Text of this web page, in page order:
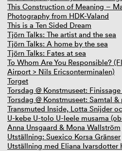
This Construction of Meaning –
Photography from HDK-Valand
This is a Ten Sided Dream
Tjörn Talks: The artist and the sea
Tjörn Talks: A home by the sea
Tjörn Talks: Fates at sea
To Whom Are You Responsible?
Airport > Nils Ericsonterminalen)
Torget
Torsdag @ Konstmuseet:
Torsdag @ Konstmuseet: Samtal
Transmuted Inside, Lotta Snijder
U-kebe U-tolo U-leele musama
Anna Unsgaard & Mona Wallström
Utställning: Suexico Korsa Gränser
Utställning med Eliana Ivarsdotter